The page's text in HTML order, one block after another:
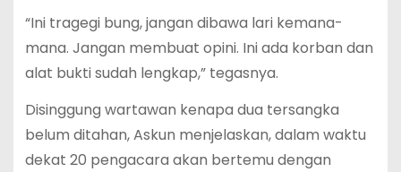
“Ini tragegi bung, jangan dibawa lari kemana-
mana. Jangan membuat opini. Ini ada korban dan
alat bukti sudah lengkap,” tegasnya.
Disinggung wartawan kenapa dua tersangka
belum ditahan, Askun menjelaskan, dalam waktu
dekat 20 pengacara akan bertemu dengan